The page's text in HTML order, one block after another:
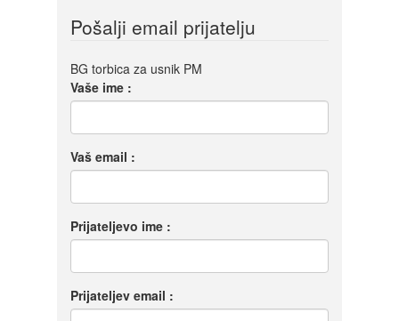
Pošalji email prijatelju
BG torbica za usnik PM
Vaše ime :
Vaš email :
Prijateljevo ime :
Prijateljev email :